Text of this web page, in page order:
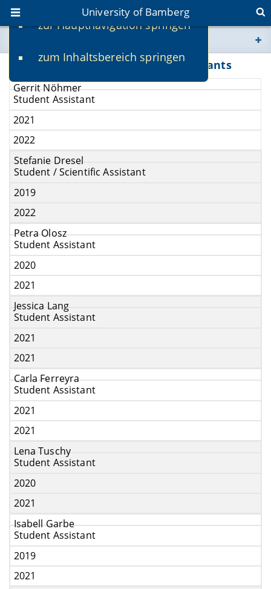
zur Hauptnavigation springen
zum Inhaltsbereich springen
University of Bamberg
www.uni-bamberg.de
univis.uni-bamberg.de
Former student and research assistants
Gerrit Nöhmer
Student Assistant
2021
2022
Stefanie Dresel
Student / Scientific Assistant
2019
2022
Petra Olosz
Student Assistant
2020
2021
Jessica Lang
Student Assistant
2021
2021
Carla Ferreyra
Student Assistant
2021
2021
Lena Tuschy
Student Assistant
2020
2021
Isabell Garbe
Student Assistant
2019
2021